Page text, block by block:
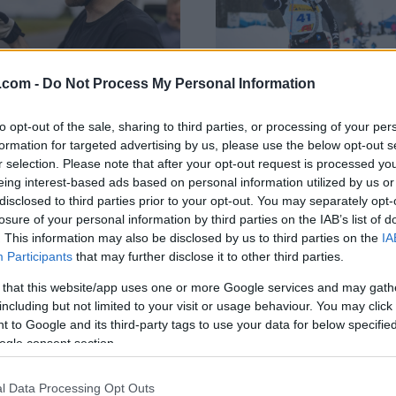
- Do Not Process My Personal Information
opt-out of the sale, sharing to third parties, or processing of your
for targeted advertising by us, please use the below opt-out
selection. Please note that after your opt-out request is processed
interest-based ads based on personal information utilized by us
to third parties prior to your opt-out. You may separately
of your personal information by third parties on the IAB’s list of
This information may also be disclosed by us to third parties on the
Participants that may further disclose it to other third parties.
that this website/app uses one or more Google services and may
but not limited to your visit or usage behaviour. You may
to Google and its third-party tags to use your data for below
consent section.
Data Processing Opt Outs
løpere får
i svensk
SCHEVE 23.10.2023
har skrevet
svensk privatlag for den
Der får de
i teamet.
Rulleski|Ski Classics
Jerry Ahrlin
er bra at langløp
fortsetter å
BY MARTHE KATRINE MYHRE
Langdistanselegenden Jerry
Team Manager i Team
rekruttert flere sterke navn
annet Ida Dahl til neste
forteller Ahrlin om tankene